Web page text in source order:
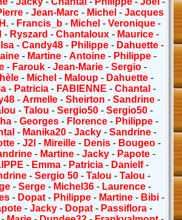
-Jean-Marc - Michel -Jacques
- Francis_b- Michel - Veronique-
- Ryszard -Chantaloux - Maurice -
Isa- Candy48- Philippe- Dahuette-
- Martine -Antoine - Philippe -
- Farouk- Jean-Marie- Sergio-
- Michel - Maloup- Dahuette-
- Patricia - FABIENNE -Chantal -
-Armelle -Sheirton -Sandrine -
- Talou - Sergio50- Sergio50-
- Georges- Florence- Philippe-
- Manika20 - Jacky - Sandrine-
-J2l - Mireille - Denis - Bougeo -
- Martine -Jacky- Papote -
- Emma - Patricia - Danielf-
- Sergio 50- Talou - Talou -
- Serge - Michel36- Laurence-
- Dopat - Philippe - Martine - Bibi -
- Jacky - Dopat- Passiflora-